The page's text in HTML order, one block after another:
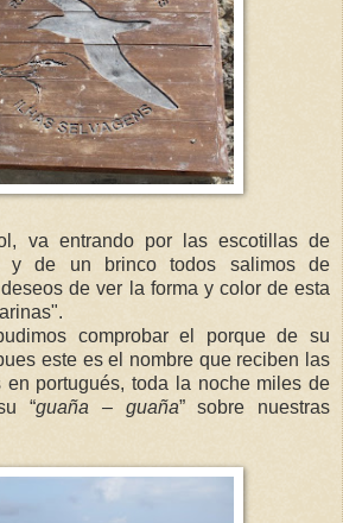
va entrando por las escotillas de
y de un brinco todos salimos de
de ver la forma y color de esta
comprobar el porque de su
este es el nombre que reciben las
en portugués, toda la noche miles de
“guaña – guaña” sobre nuestras